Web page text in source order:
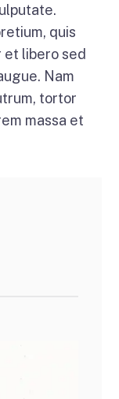
quis
et libero sed
Nam
tortor
massa et